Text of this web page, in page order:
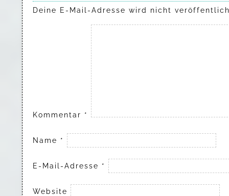
Deine E-Mail-Adresse wird nicht
Kommentar *
Name *
E-Mail-Adresse *
Website